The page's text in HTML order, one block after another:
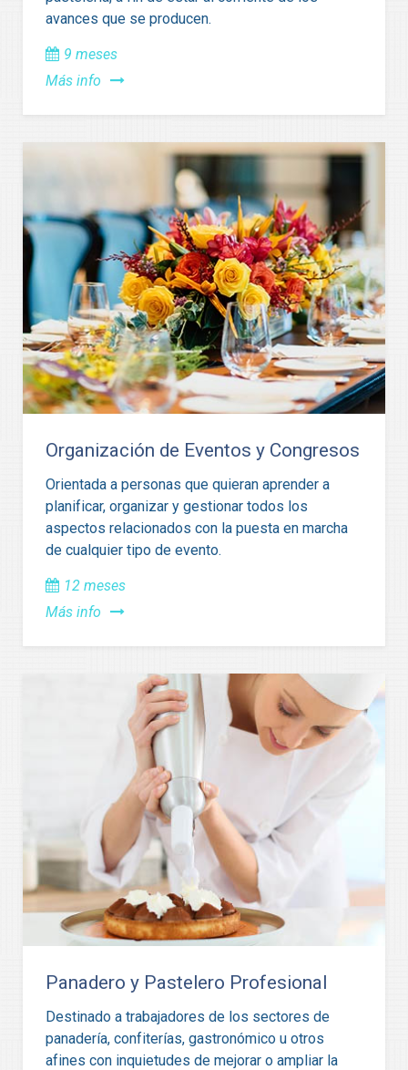
avances que se producen.
9 meses
Más info
Organización de Eventos y Congresos
Orientada a personas que quieran aprender a
planificar, organizar y gestionar todos los
aspectos relacionados con la puesta en marcha
de cualquier tipo de evento.
12 meses
Más info
Panadero y Pastelero Profesional
Destinado a trabajadores de los sectores de
panadería, confiterías, gastronómico u otros
afines con inquietudes de mejorar o ampliar la